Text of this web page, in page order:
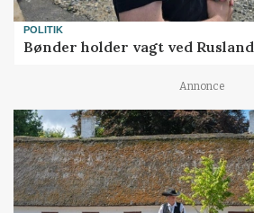
POLITIK
Bønder holder vagt ved Rusland
Annonce